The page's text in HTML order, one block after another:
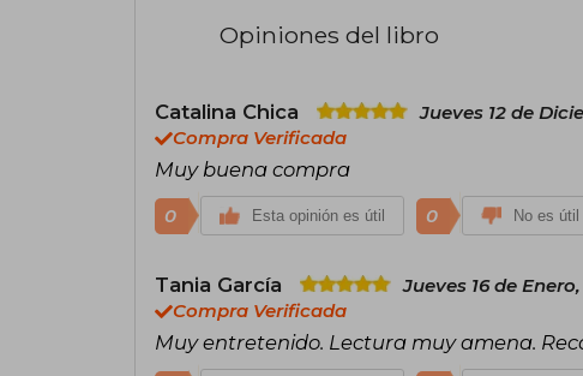
Opiniones del libro
Catalina Chica
Jueves 12 de
Compra Verificada
Muy buena compra
0 Esta opinión es útil 0 No es útil
Tania García
Jueves 16 de
Compra Verificada
Muy entretenido. Lectura muy amena.